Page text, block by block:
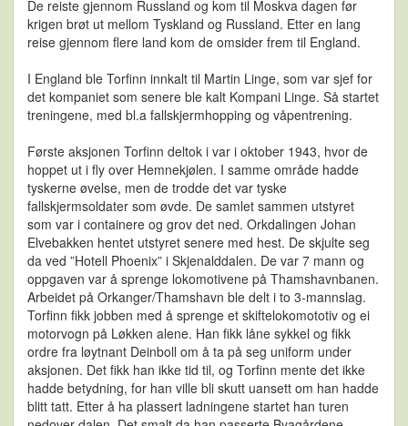
De reiste gjennom Russland og kom til Moskva dagen før
krigen brøt ut mellom Tyskland og Russland. Etter en lang
reise gjennom flere land kom de omsider frem til England.
I England ble Torfinn innkalt til Martin Linge, som var sjef for
det kompaniet som senere ble kalt Kompani Linge. Så startet
treningene, med bl.a fallskjermhopping og våpentrening.
Første aksjonen Torfinn deltok i var i oktober 1943, hvor de
hoppet ut i fly over Hemnekjølen. I samme område hadde
tyskerne øvelse, men de trodde det var tyske
fallskjermsoldater som øvde. De samlet sammen utstyret
som var i containere og grov det ned. Orkdalingen Johan
Elvebakken hentet utstyret senere med hest. De skjulte seg
da ved ”Hotell Phoenix” i Skjenalddalen. De var 7 mann og
oppgaven var å sprenge lokomotivene på Thamshavnbanen.
Arbeidet på Orkanger/Thamshavn ble delt i to 3-mannslag.
Torfinn fikk jobben med å sprenge et skiftelokomototiv og ei
motorvogn på Løkken alene. Han fikk låne sykkel og fikk
ordre fra løytnant Deinboll om å ta på seg uniform under
aksjonen. Det fikk han ikke tid til, og Torfinn mente det ikke
hadde betydning, for han ville bli skutt uansett om han hadde
blitt tatt. Etter å ha plassert ladningene startet han turen